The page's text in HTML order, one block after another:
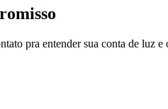
pra entender sua conta de luz e